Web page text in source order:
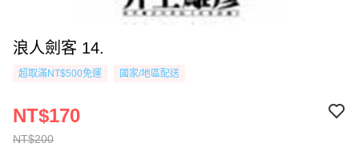
浪人劍客 14.
超取滿NT$500免運 國家/地區配送
NT$200
NT$170